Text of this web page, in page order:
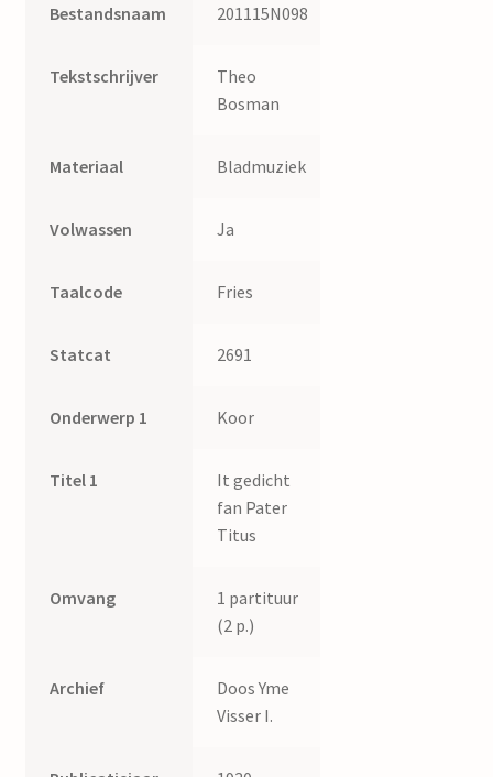
Bestandsnaam 201115N098
Tekstschrijver
Theo
Bosman
Materiaal Bladmuziek
Volwassen Ja
Taalcode Fries
Statcat 2691
Onderwerp 1 Koor
Titel 1
It gedicht
fan Pater
Titus
Omvang
1 partituur
(2 p.)
Archief
Doos Yme
Visser I.